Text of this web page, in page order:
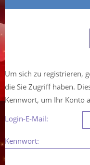
Um sich zu registrieren,
die Sie Zugriff haben.
Kennwort, um Ihr Konto
Login-E-Mail:
Kennwort: